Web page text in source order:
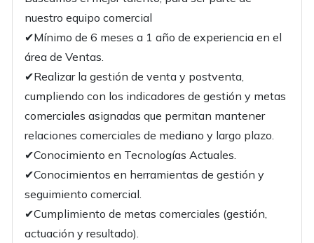
nuestro equipo comercial
✔Mínimo de 6 meses a 1 año de experiencia en el
área de Ventas.
✔Realizar la gestión de venta y postventa,
cumpliendo con los indicadores de gestión y metas
comerciales asignadas que permitan mantener
relaciones comerciales de mediano y largo plazo.
✔Conocimiento en Tecnologías Actuales.
✔Conocimientos en herramientas de gestión y
seguimiento comercial.
✔Cumplimiento de metas comerciales (gestión,
actuación y resultado).